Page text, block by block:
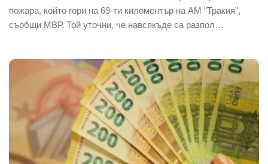
пожара, който гори на 69-ти киломентър на АМ "Тракия",
съобщи МВР. Той уточни, че навсякъде са разпол…